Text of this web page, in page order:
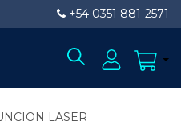
+54 0351 881-2571
LASER